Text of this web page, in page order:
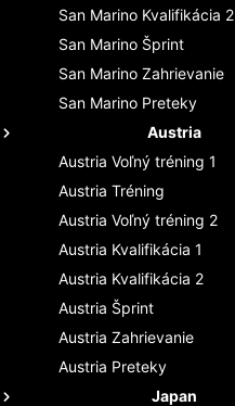
San Marino Kvalifikácia 2
San Marino Šprint
San Marino Zahrievanie
San Marino Preteky
Austria
Austria Voľný tréning 1
Austria Tréning
Austria Voľný tréning 2
Austria Kvalifikácia 1
Austria Kvalifikácia 2
Austria Šprint
Austria Zahrievanie
Austria Preteky
Japan